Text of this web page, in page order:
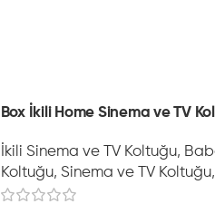
Box İkili Home Sinema ve TV
İkili Sinema ve TV Koltuğu,
Koltuğu, Sinema ve TV Koltuğu,